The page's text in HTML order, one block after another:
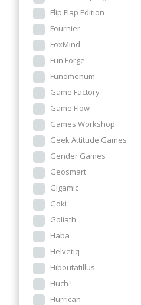
Flip Flap Edition
Fournier
FoxMind
Fun Forge
Funomenum
Game Factory
Game Flow
Games Workshop
Geek Attitude Games
Gender Games
Geosmart
Gigamic
Goki
Goliath
Haba
Helvetiq
Hiboutatillus
Huch !
Hurrican